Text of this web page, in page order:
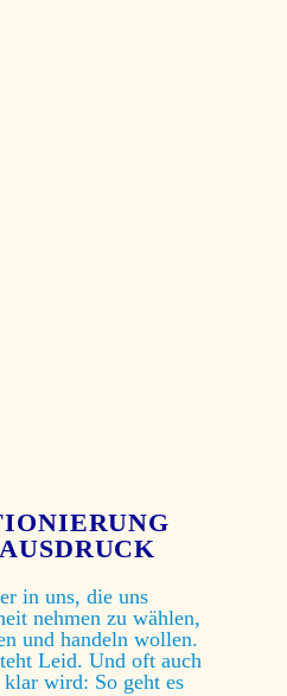
in uns, die uns
nehmen zu wählen,
und handeln wollen.
Leid.Und oft auch
wird: So geht es